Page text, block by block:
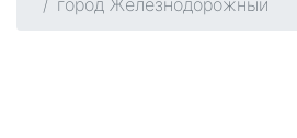
город Железнодорожный